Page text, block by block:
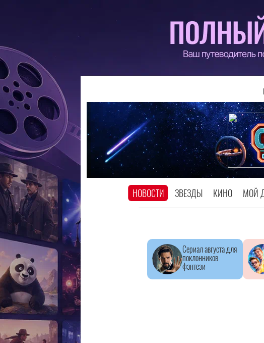
НОВОСТИ ЗВЕЗДЫ КИНО МОЙ
Сериал августа для
поклонников
фэнтези